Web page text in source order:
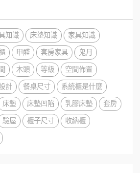
知識 床墊知識
家具知識
甲醛 套房家具
鬼月
木頭 等級
空間佈置
計 餐桌尺寸
系統櫃是什麼
床墊 床墊凹陷 乳膠床墊
套房
驗屋 櫃子尺寸
收納櫃